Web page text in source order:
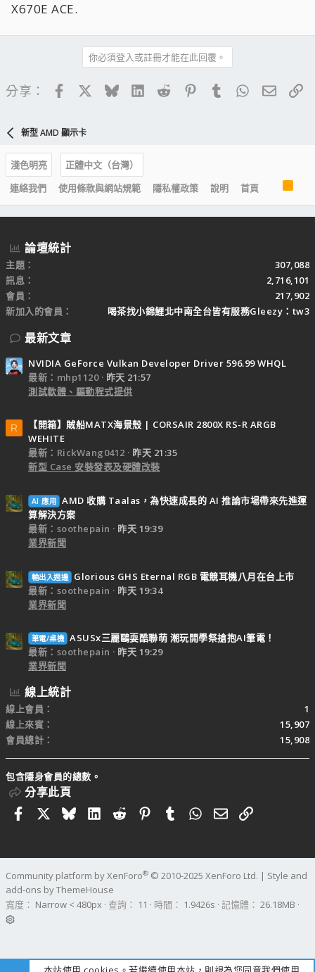
X670E ACE.
你必須登入或註冊才能在此回覆。
分享： FacebookBlueskyLinkedIn
Reddit PinterestTumblrWhatsApp
電子
新型 AMD 顯示卡
淺色明亮
正體中文（台灣）
連絡我們
使用條款與網站規範 隱私權政策 說明 首頁
S
論壇統計
主題
307,088
訊息
2,716,101
會員
217,902
新加入的會員
喝茶找小錦鯉北中南全台皆有服務Gleezy：tw3
最新文章
NVIDIA GeForce Vulkan Developer Driver 596.99 WHQL
最新：mhp1120
昨天 21:57
測試軟體、驅動程式提供
R
【開箱】賊船MATX海景殼 | CORSAIR 2800X RS-R ARGB
WEHITE
最新：RickWang0412
昨天 21:35
新型 Case 安裝發表及硬體改裝
AI 應用 AMD 收購 Taalas，為快速成長的 AI 推論市場帶來先進運
算解決方案
最新：soothepain
昨天 19:39
業界新聞
輸出入週邊
Glorious GHS Eternal RGB 電競耳機八月在台上市
最新：soothepain
昨天 19:34
業界新聞
筆電/桌機 ASUSx三麗鷗耍酷聯萌 潮玩開學祭搶抱AI筆電！
最新：soothepain
昨天 19:29
業界新聞
線上統計
線上會員
1
線上來賓
15,907
會員總計
15,908
包含隱身會員的總數。
分享此頁
FacebookBlueskyLinkedIn
RedditPinterestTumblrWhatsApp
電子郵件
連結
Community platform by XenForo® © 2010-2025 XenForo Ltd. | Style and
add-ons by ThemeHouse
寬度
查詢 11 時間 1.9426s 記憶體 26.18MB